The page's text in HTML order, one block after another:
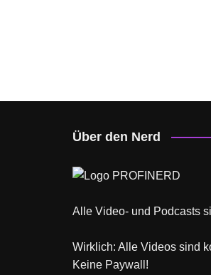
Über den Nerd
Alle Video- und Podcasts
Wirklich: Alle Videos sind
Keine Paywall!